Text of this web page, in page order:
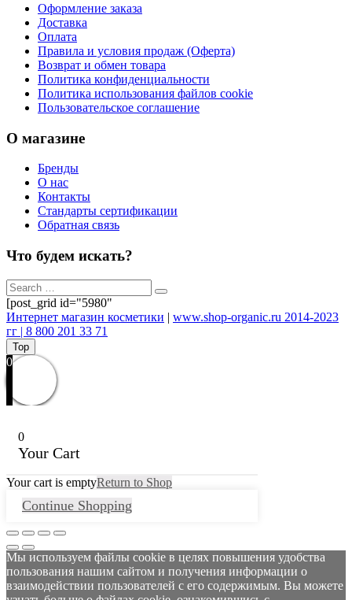
Оформление заказа
Доставка
Оплата
Правила и условия продаж (Оферта)
Возврат и обмен товара
Политика конфиденциальности
Политика использования файлов cookie
Пользовательское соглашение
О магазине
Бренды
О нас
Контакты
Стандарты сертификации
Обратная связь
Что будем искать?
[post_grid id="5980"
Интернет магазин косметики | www.shop-organic.ru 2014-2023
гг | 8 800 201 33 71
Top
0
0
Your Cart
Your cart is emptyReturn to Shop
Continue Shopping
Мы используем файлы cookie в целях повышения удобства
пользования нашим сайтом и получения информации о
взаимодействии пользователей с его содержимым. Вы можете